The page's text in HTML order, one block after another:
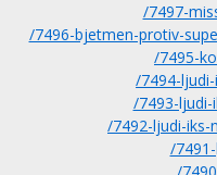
/7497-
/7496-bjetmen-protiv-
/7495-
/7494-
/7493-ljudi-
/7492-ljudi-iks-
/